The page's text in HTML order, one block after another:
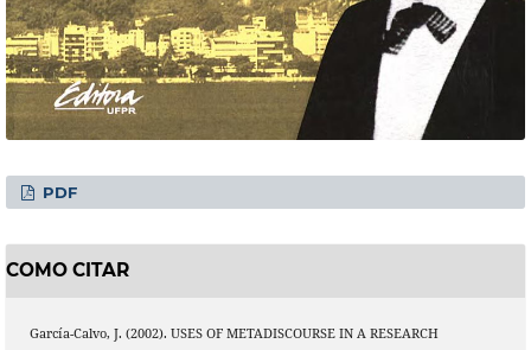
PDF
COMO CITAR
García-Calvo, J. (2002). USES OF METADISCOURSE IN A RESEARCH